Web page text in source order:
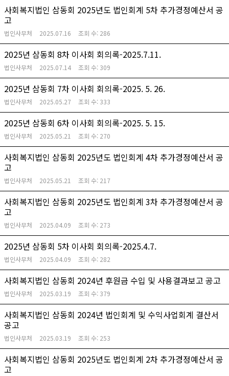
사회복지법인 삼동회 2025년도 법인회계 5차 추가경정예산서 공
고
법인사무처 2025.07.16 조회 수: 286
2025년 삼동회 8차 이사회 회의록-2025.7.11.
법인사무처 2025.07.14 조회 수: 309
2025년 삼동회 7차 이사회 회의록-2025. 5. 26.
법인사무처 2025.05.27 조회 수: 333
2025년 삼동회 6차 이사회 회의록-2025. 5. 15.
법인사무처 2025.05.21 조회 수: 270
사회복지법인 삼동회 2025년도 법인회계 4차 추가경정예산서 공
고
법인사무처 2025.05.21 조회 수: 217
사회복지법인 삼동회 2025년도 법인회계 3차 추가경정예산서 공
고
법인사무처 2025.04.09 조회 수: 273
2025년 삼동회 5차 이사회 회의록-2025.4.7.
법인사무처 2025.04.09 조회 수: 282
사회복지법인 삼동회 2024년 후원금 수입 및 사용결과보고 공고
법인사무처 2025.03.19 조회 수: 379
사회복지법인 삼동회 2024년 법인회계 및 수익사업회계 결산서
공고
법인사무처 2025.03.19 조회 수: 253
사회복지법인 삼동회 2025년도 법인회계 2차 추가경정예산서 공
고